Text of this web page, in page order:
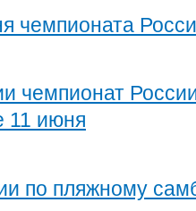
чемпионата
чемпионат
11 июня
по пляжному